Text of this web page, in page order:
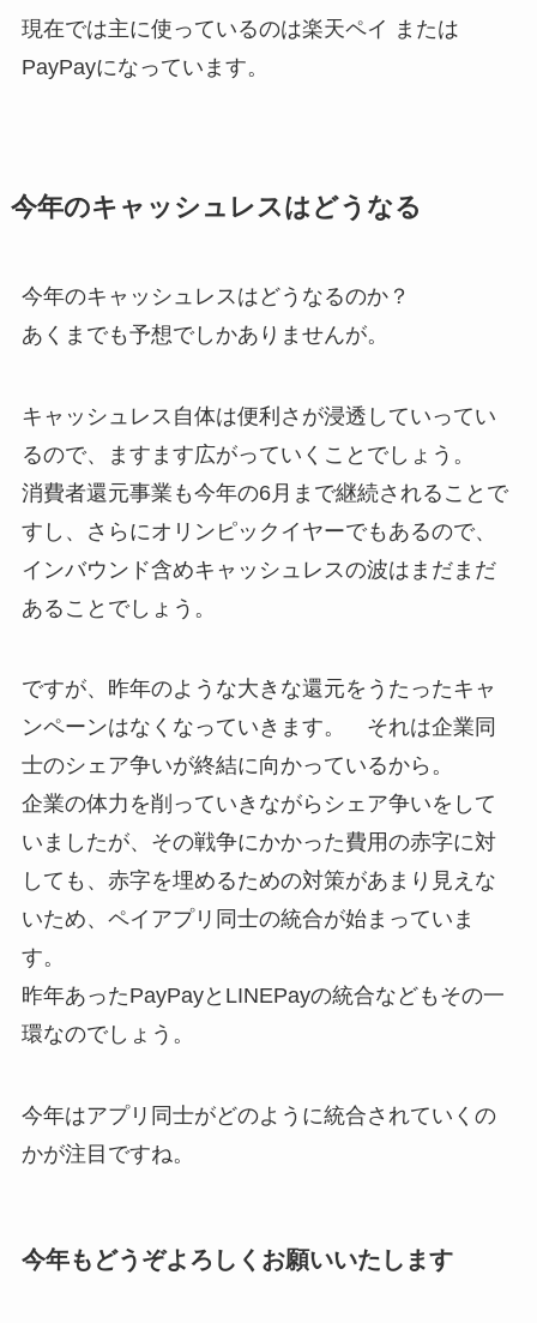
現在では主に使っているのは楽天ペイ または
PayPayになっています。
今年のキャッシュレスはどうなる
今年のキャッシュレスはどうなるのか？
あくまでも予想でしかありませんが。
キャッシュレス自体は便利さが浸透していってい
るので、ますます広がっていくことでしょう。
消費者還元事業も今年の6月まで継続されることで
すし、さらにオリンピックイヤーでもあるので、
インバウンド含めキャッシュレスの波はまだまだ
あることでしょう。
ですが、昨年のような大きな還元をうたったキャ
ンペーンはなくなっていきます。 それは企業同
士のシェア争いが終結に向かっているから。
企業の体力を削っていきながらシェア争いをして
いましたが、その戦争にかかった費用の赤字に対
しても、赤字を埋めるための対策があまり見えな
いため、ペイアプリ同士の統合が始まっていま
す。
昨年あったPayPayとLINEPayの統合などもその一
環なのでしょう。
今年はアプリ同士がどのように統合されていくの
かが注目ですね。
今年もどうぞよろしくお願いいたします